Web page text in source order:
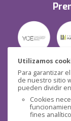
Utilizamos
Para garantizar
de nuestro sitio
pueden dividir
Cookies
fines